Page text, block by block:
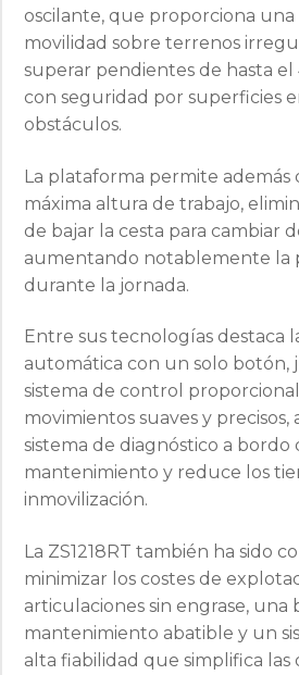
oscilante, que proporciona
movilidad sobre terrenos
superar pendientes de hasta el
con seguridad por superficies
obstáculos.
La plataforma permite además
máxima altura de trabajo,
de bajar la cesta para cambiar
aumentando notablemente la
durante la jornada.
Entre sus tecnologías destaca
automática con un solo botón,
sistema de control
movimientos suaves y precisos,
sistema de diagnóstico a bordo
mantenimiento y reduce los
inmovilización.
La ZS1218RT también ha sido
minimizar los costes de
articulaciones sin engrase, una
mantenimiento abatible y un
alta fiabilidad que simplifica las